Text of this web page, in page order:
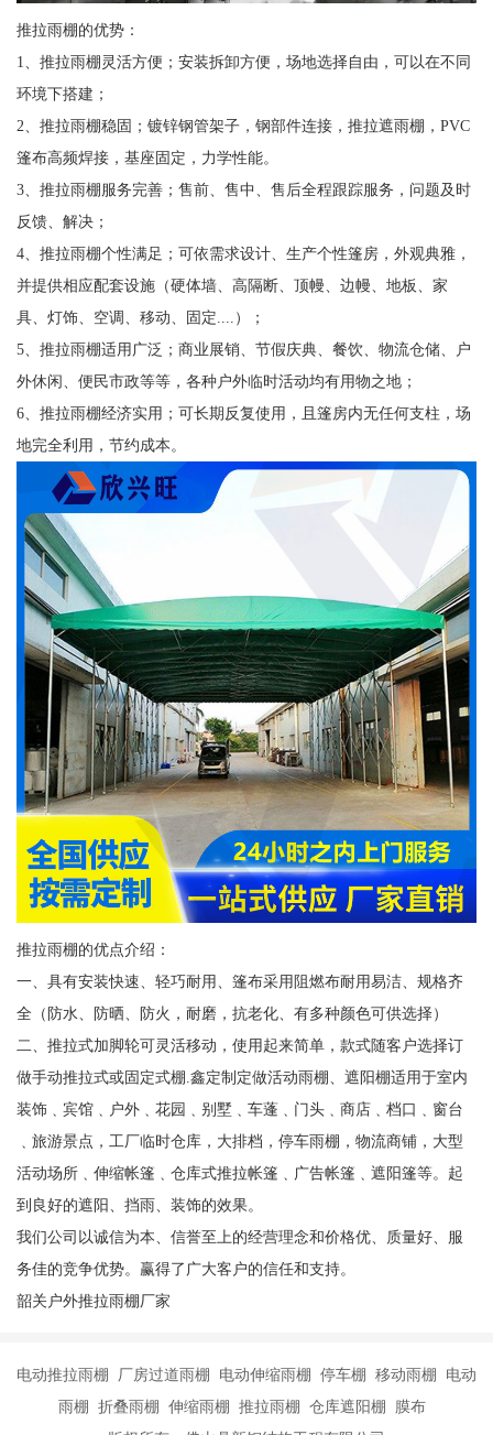
推拉雨棚的优势：
1、推拉雨棚灵活方便；安装拆卸方便，场地选择自由，可以在不同
环境下搭建；
2、推拉雨棚稳固；镀锌钢管架子，钢部件连接，推拉遮雨棚，PVC
篷布高频焊接，基座固定，力学性能。
3、推拉雨棚服务完善；售前、售中、售后全程跟踪服务，问题及时
反馈、解决；
4、推拉雨棚个性满足；可依需求设计、生产个性篷房，外观典雅，
并提供相应配套设施（硬体墙、高隔断、顶幔、边幔、地板、家
具、灯饰、空调、移动、固定....）；
5、推拉雨棚适用广泛；商业展销、节假庆典、餐饮、物流仓储、户
外休闲、便民市政等等，各种户外临时活动均有用物之地；
6、推拉雨棚经济实用；可长期反复使用，且篷房内无任何支柱，场
地完全利用，节约成本。
推拉雨棚的优点介绍：
一、具有安装快速、轻巧耐用、篷布采用阻燃布耐用易洁、规格齐
全（防水、防晒、防火，耐磨，抗老化、有多种颜色可供选择）
二、推拉式加脚轮可灵活移动，使用起来简单，款式随客户选择订
做手动推拉式或固定式棚.鑫定制定做活动雨棚、遮阳棚适用于室内
装饰﹑宾馆﹑户外﹑花园﹑别墅﹑车蓬﹑门头﹑商店﹑档口﹑窗台
﹑旅游景点，工厂临时仓库，大排档，停车雨棚，物流商铺，大型
活动场所﹑伸缩帐篷﹑仓库式推拉帐篷﹑广告帐篷﹑遮阳篷等。起
到良好的遮阳、挡雨、装饰的效果。
我们公司以诚信为本、信誉至上的经营理念和价格优、质量好、服
务佳的竞争优势。赢得了广大客户的信任和支持。
韶关户外推拉雨棚厂家
电动推拉雨棚 厂房过道雨棚 电动伸缩雨棚 停车棚 移动雨棚 电动
雨棚 折叠雨棚 伸缩雨棚 推拉雨棚 仓库遮阳棚 膜布